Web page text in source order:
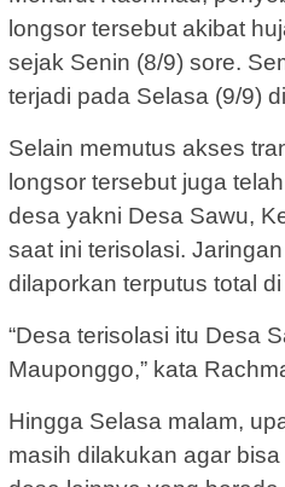
longsor tersebut akibat
sejak Senin (8/9) sore.
terjadi pada Selasa (9/9)
Selain memutus akses
longsor tersebut juga
desa yakni Desa Sawu,
saat ini terisolasi.
dilaporkan terputus total
“Desa terisolasi itu Desa
Mauponggo,” kata
Hingga Selasa malam,
masih dilakukan agar